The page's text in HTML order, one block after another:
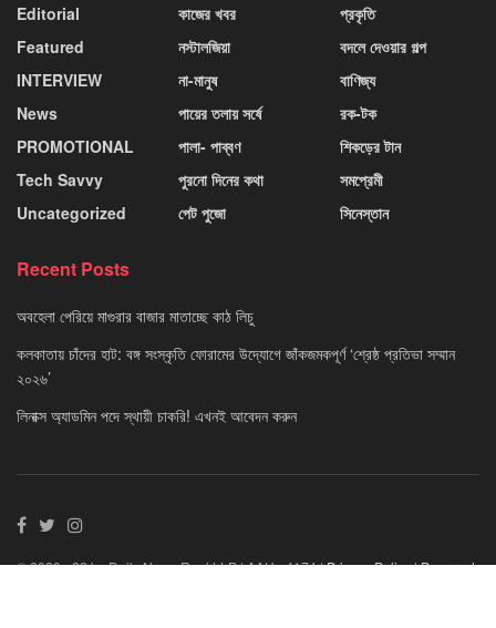
Editorial
Featured
INTERVIEW
News
PROMOTIONAL
Tech Savvy
Uncategorized
কাজের খবর
নস্টালজিয়া
না-মানুষ
পায়ের তলায় সর্ষে
পালা- পাব্বণ
পুরনো দিনের কথা
পেট পুজো
প্রকৃতি
বদলে দেওয়ার গল্প
বাণিজ্য
রক-টক
শিকড়ের টান
সমপ্রেমী
সিনেস্তান
Recent Posts
অবহেলা পেরিয়ে মাগুরার বাজার মাতাচ্ছে কাঠ লিচু
কলকাতায় চাঁদের হাট: বঙ্গ সংস্কৃতি ফোরামের উদ্যোগে জাঁকজমকপূর্ণ ‘শ্রেষ্ঠ প্রতিভা সম্মান
২০২৬’
লিনাক্স অ্যাডমিন পদে স্থায়ী চাকরি! এখনই আবেদন করুন
© 2020 - 22 by Daily News Reel LLP | AAU - 4174 |Privacy Policy|Powered